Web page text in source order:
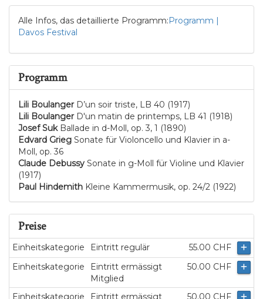
Alle Infos, das detaillierte Programm:Programm |
Davos Festival
Programm
Lili BoulangerD’un soir triste, LB 40 (1917)
Lili BoulangerD'un matin de printemps, LB 41 (1918)
Josef SukBallade in d-Moll, op. 3, 1 (1890)
Edvard Grieg Sonate für Violoncello und Klavier in a-
Moll, op. 36
Claude Debussy Sonate in g-Moll für Violine und Klavier
(1917)
Paul Hindemith Kleine Kammermusik, op. 24/2 (1922)
Preise
Einheitskategorie Eintritt regulär
55.00 CHF
Einheitskategorie
Eintritt ermässigt
Mitglied
50.00 CHF
Einheitskategorie
Eintritt ermässigt
50.00 CHF